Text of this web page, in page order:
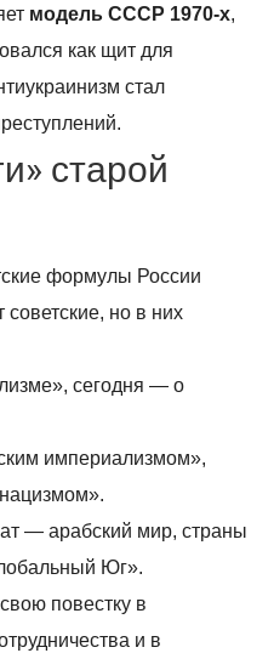
модель СССР 1970-х,
как щит для
стал
старой
формулы России
советские, но в них
сегодня — о
империализмом»,
— арабский мир, страны
Юг».
повестку в
и в